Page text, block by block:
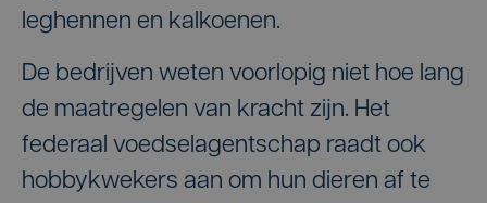
leghennen en kalkoenen.
De bedrijven weten voorlopig niet hoe lang
de maatregelen van kracht zijn. Het
federaal voedselagentschap raadt ook
hobbykwekers aan om hun dieren af te